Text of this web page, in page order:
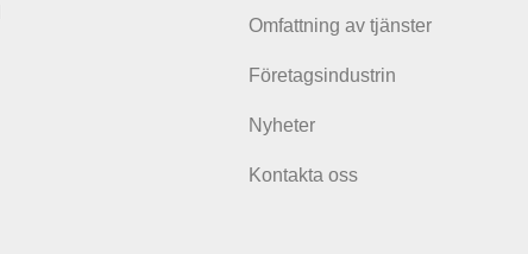
Omfattning av tjänster
Företagsindustrin
Nyheter
Kontakta oss